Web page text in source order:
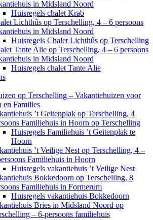
in Midsland Noord
Huisregels chalet Krab
Lichthûs op Terschelling, 4 – 6 persoons
in Midsland Noord
Huisregels Chalet Lichthûs op Terschelling
Tante Alie op Terschelling, 4 – 6 persoons
in Midsland Noord
Huisregels chalet Tante Alie
op Terschelling – Vakantiehuizen voor
en Families
’t Geitenplak op Terschelling, 4
Familiehuis in Hoorn op Terschelling
Huisregels Familiehuis ’t Geitenplak te
Hoorn
’t Veilige Nest op Terschelling, 4 –
Familiehuis in Hoorn
Huisregels vakantiehuis ’t Veilige Nest
Bokkedoorn op Terschelling, 8
Familiehuis in Formerum
Huisregels vakantiehuis Bokkedoorn
Bries in Midsland Noord op
– 6-persoons familiehuis